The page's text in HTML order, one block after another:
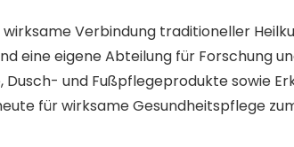
Verbindung traditioneller
eine eigene Abteilung für Forschung
Dusch- und Fußpflegeprodukte sowie
für wirksame Gesundheitspflege